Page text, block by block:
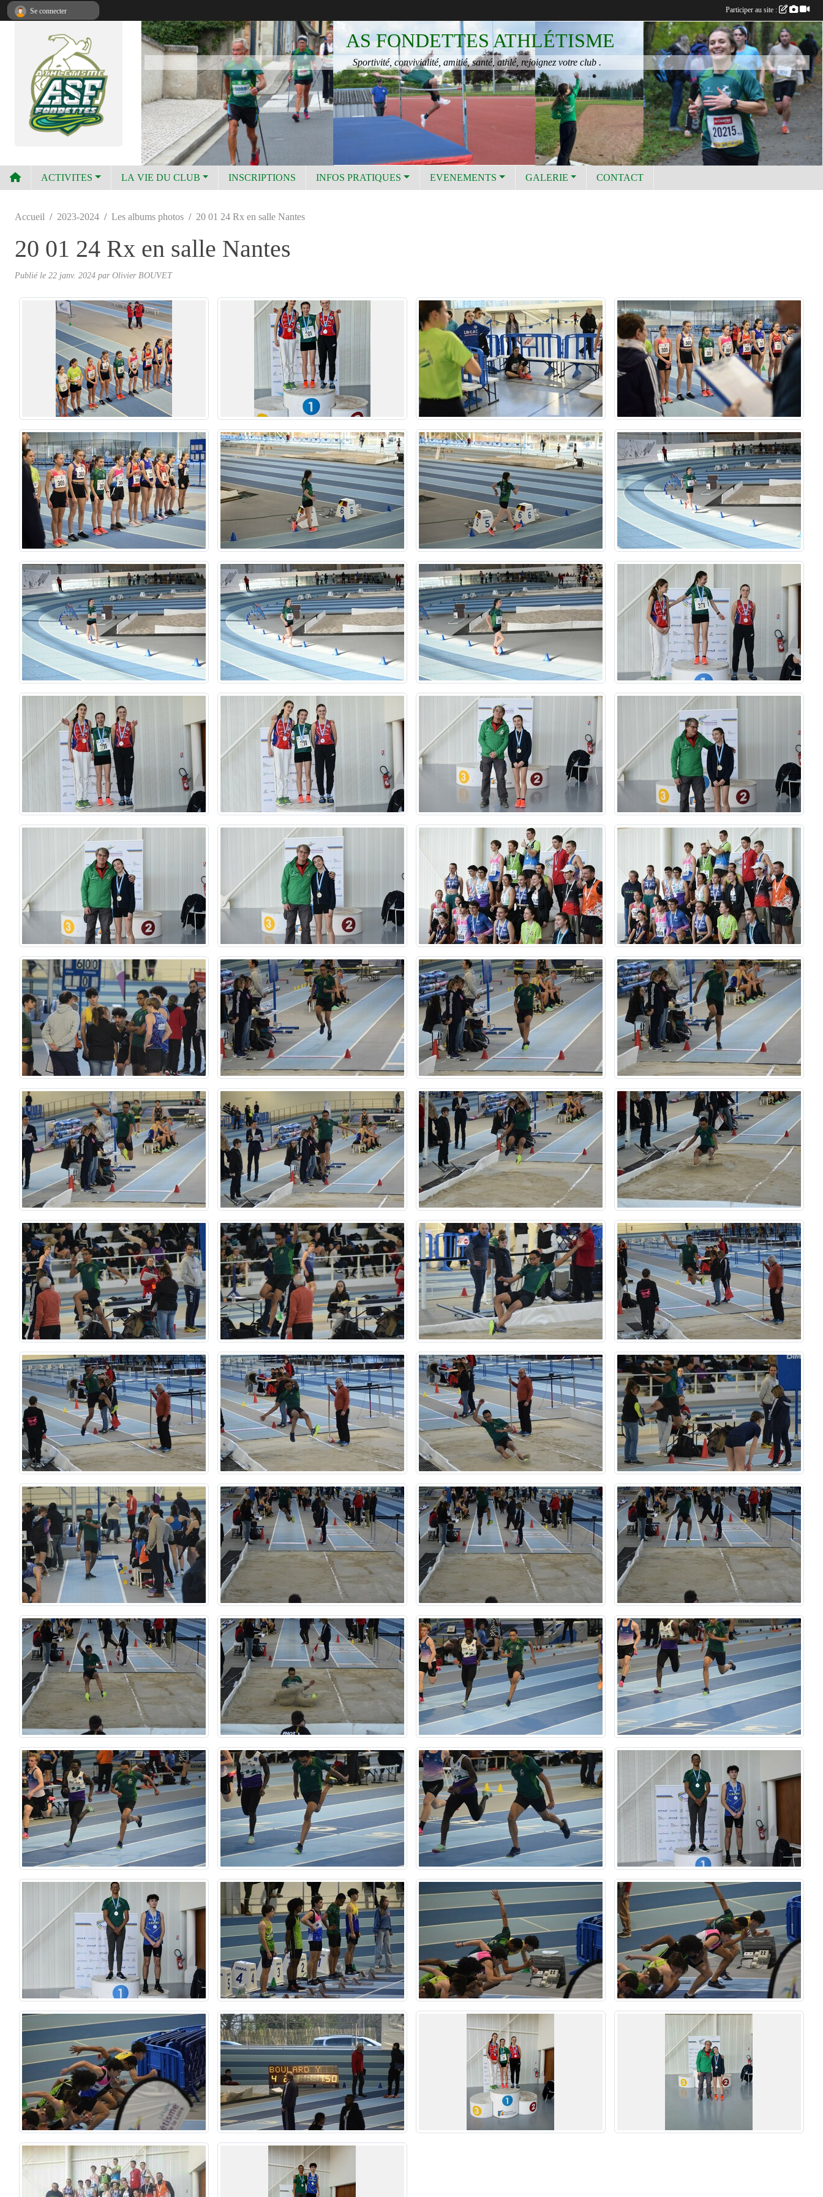
AS FONDETTES ATHLÉTISME
Sportivité, convivialité, amitié, santé, athlé, rejoignez votre club .
ACTIVITES LA VIE DU CLUB INSCRIPTIONS INFOS PRATIQUES EVENEMENTS GALERIE CONTACT
Accueil 2023-2024 Les albums photos 20 01 24 Rx en salle Nantes
20 01 24 Rx en salle Nantes
Publié le 22 janv. 2024 par Olivier BOUVET
Se connecter Participer au site :
Panneau de gestion des cookies